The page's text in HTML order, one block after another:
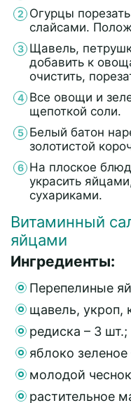
Огурцы
слайсами.
Щавель,
добавить к
очистить,
Все овощи и
щепоткой соли.
Белый батон
золотистой
На плоское
украсить
сухариками.
Витаминный
яйцами
Ингредиенты:
Перепелиные
щавель, укроп,
редиска – 3 шт.;
яблоко
молодой
растительное